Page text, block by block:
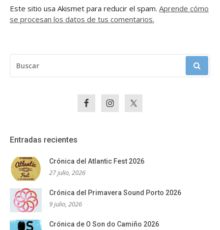
Este sitio usa Akismet para reducir el spam. Aprende cómo
se procesan los datos de tus comentarios.
Entradas recientes
Crónica del Atlantic Fest 2026
27 julio, 2026
Crónica del Primavera Sound Porto 2026
9 julio, 2026
Crónica de O Son do Camiño 2026